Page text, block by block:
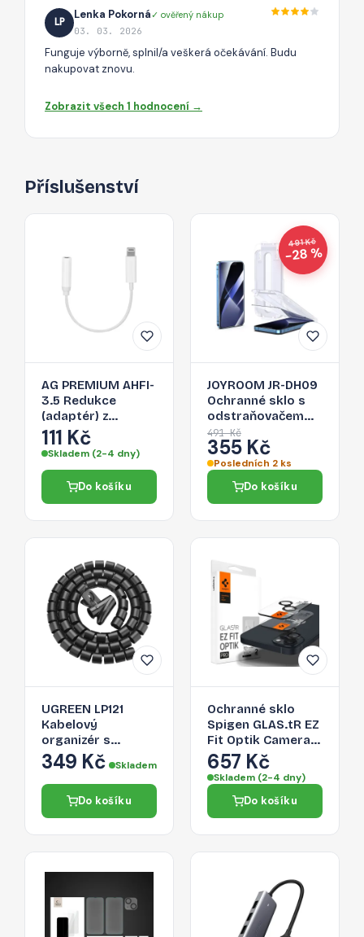
LP
Lenka Pokorná✓ ověřený nákup
03. 03. 2026
Funguje výborně, splnil/a veškerá očekávání. Budu
nakupovat znovu.
Zobrazit všech 1 hodnocení →
Příslušenství
AG PREMIUM AHFI-
3.5 Redukce
(adaptér) z
Lightning na 3,5
Jack, bílá
111 Kč
Skladem (2-4 dny)
Do košíku
491 Kč
−28 %
JOYROOM JR-DH09
Ochranné sklo s
odstraňovačem
prachu 2.5D FULL-
COVER 0.33mm
pro iPhone 14,
montážní rámeček
491 Kč
355 Kč
Posledních 2 ks
Do košíku
UGREEN LP121
Kabelový
organizér s
aplikačním
vodítkem, průměr
25mm, délka 1,5m,
černý
349 Kč Skladem
Do košíku
Ochranné sklo
Spigen GLAS.tR EZ
Fit Optik Camera
Protector pro
iPhone 14 / Plus / 15
/ Plus - black
657 Kč
Skladem (2-4 dny)
Do košíku